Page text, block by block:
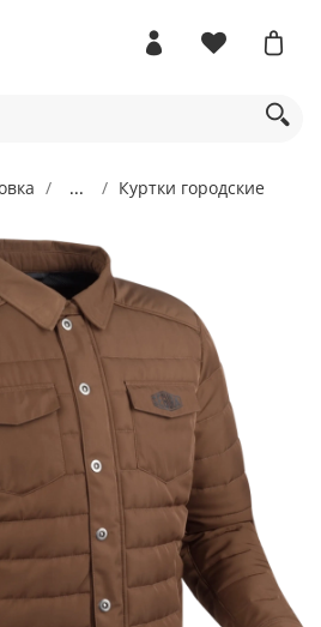
... Куртки городские